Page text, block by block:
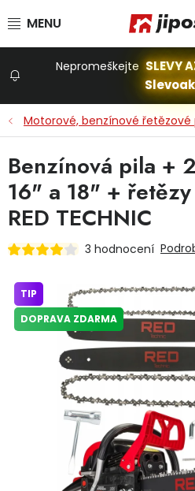
Stavba a dům
Dílna
Domácnost
Dětská hřiště
Autodoplňky
Vánoce
Nepromeškejte SLEVY
Motorové, benzínové řetězové
Benzínová pila +
16" a 18" + řetězy
RED TECHNIC
3 hodnocení
TIP
DOPRAVA ZDARMA